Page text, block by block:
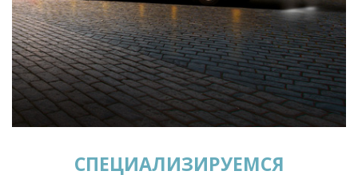
СПЕЦИАЛИЗИРУЕМСЯ